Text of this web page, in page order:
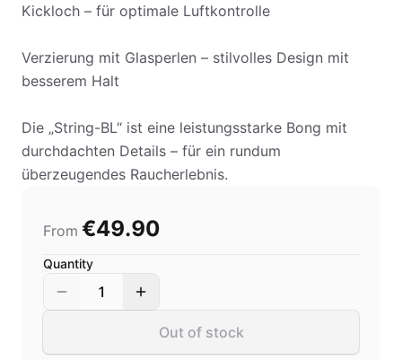
Kickloch – für optimale Luftkontrolle
Verzierung mit Glasperlen – stilvolles Design mit
besserem Halt
Die „String-BL“ ist eine leistungsstarke Bong mit
durchdachten Details – für ein rundum
überzeugendes Raucherlebnis.
From €49.90
Quantity
1
Out of stock